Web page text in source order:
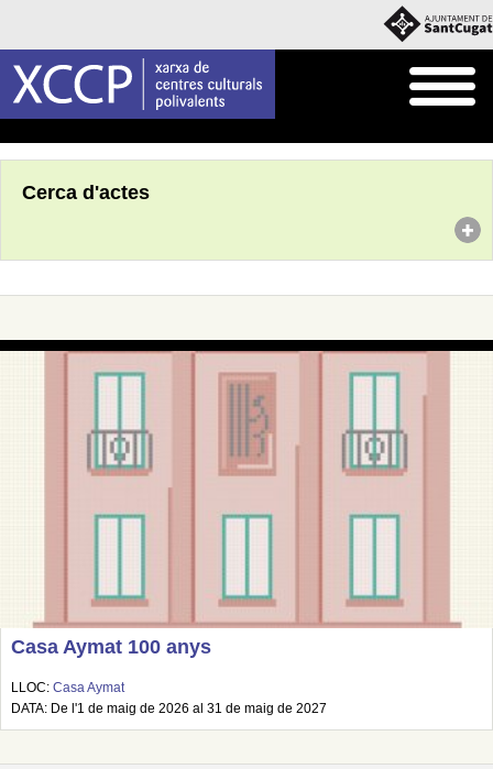
Cerca d'actes
Casa Aymat 100 anys
LLOC: Casa Aymat
DATA: De l'1 de maig de 2026 al 31 de maig de 2027